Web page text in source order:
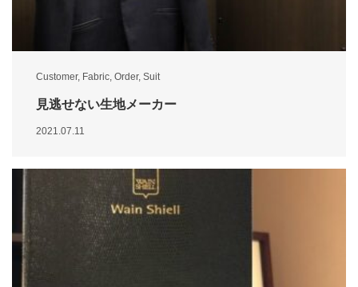
Customer, Fabric, Order, Suit
見逃せない生地メーカー
2021.07.11